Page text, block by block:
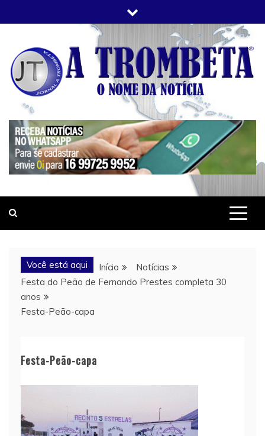
to
JORNAL A TROMBETA
O Nome da Notícia
Você está aqui Início
Notícias
Festa do Peão de Fernando Prestes completa 30
anos
Festa-Peão-capa
Festa-Peão-capa